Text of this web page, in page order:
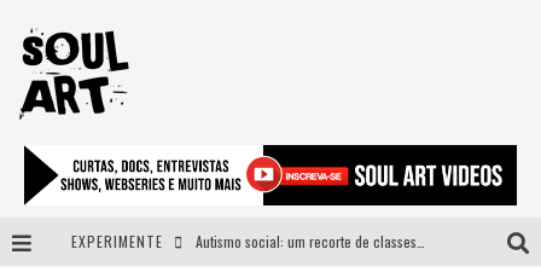
EXPERIMENTE